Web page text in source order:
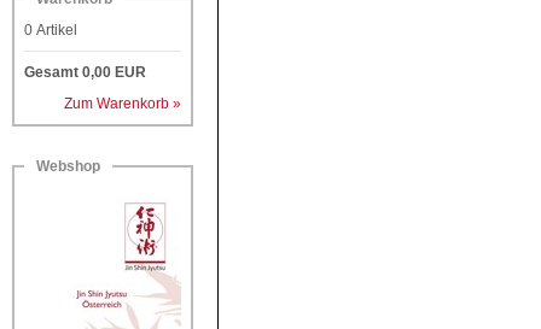
0 Artikel
Gesamt 0,00 EUR
Zum Warenkorb »
Webshop